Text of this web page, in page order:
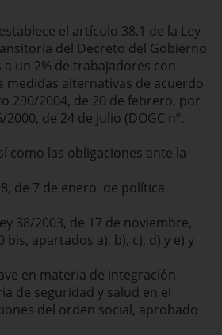
el artículo 38.1 de la Ley
del Decreto del Gobierno
un 2% de trabajadores con
alternativas de acuerdo
290/2004, de 20 de febrero, por
de 24 de julio (DOGC nº.
como las obligaciones ante la
de 7 de enero, de política
38/2003, de 17 de noviembre,
apartados a), b), c), d) y e) y
en materia de integración
de seguridad y salud en el
del orden social, aprobado